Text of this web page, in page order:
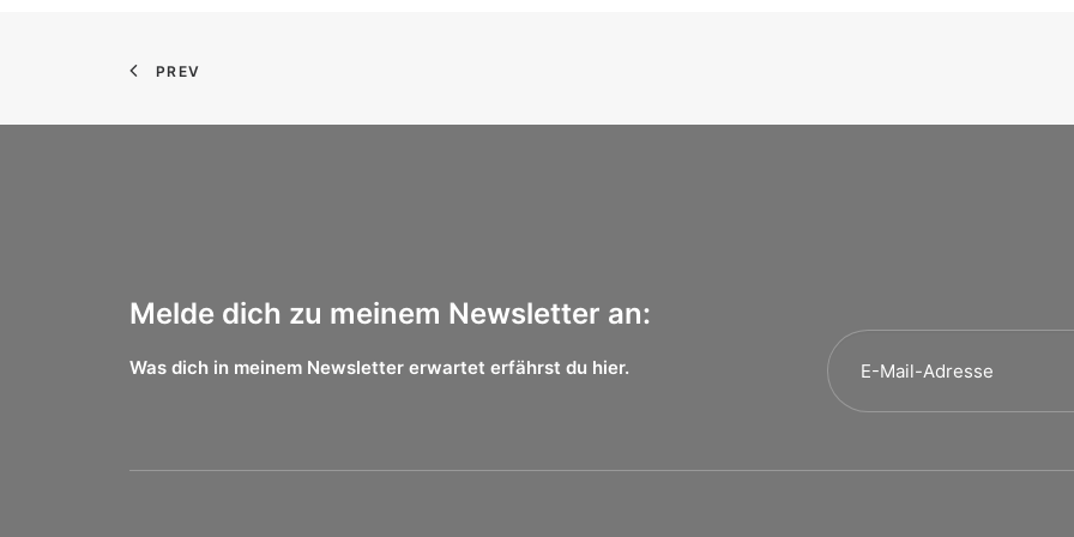
PREV
Melde dich zu meinem Newsletter an:
Was dich in meinem Newsletter erwartet erfährst du hier.